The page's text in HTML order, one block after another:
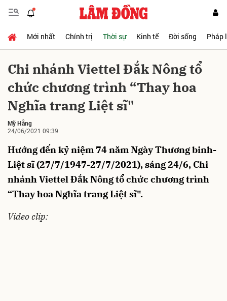
Mới nhất Chính trị Thời sự Kinh tế Đời sống Pháp
Chi nhánh Viettel Đắk Nông tổ
chức chương trình “Thay hoa
Nghĩa trang Liệt sĩ"
Mỹ Hằng
24/06/2021 09:39
Hướng đến kỷ niệm 74 năm Ngày Thương binh-
Liệt sĩ (27/7/1947-27/7/2021), sáng 24/6, Chi
nhánh Viettel Đắk Nông tổ chức chương trình
“Thay hoa Nghĩa trang Liệt sĩ".
Video clip:
Gửi bình luận
Hủy Gửi